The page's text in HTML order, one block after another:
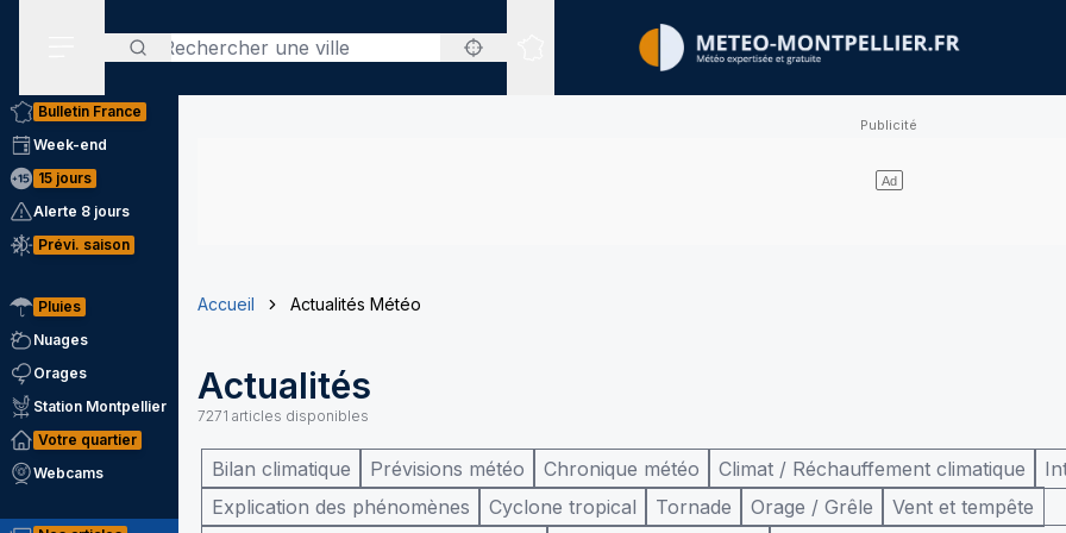
Rechercher
Sites expertisés
Bulletin France
Week-end
15 jours
Alerte 8 jours
Prévi. saison
Pluies
Nuages
Orages
Station Montpellier
Votre quartier
Webcams
Accueil Actualités Météo
Actualités
7271 articles disponibles
Bilan climatique Prévisions météo Chronique météo Climat / Réchauffement climatique
Explication des phénomènes
Cyclone tropical Tornade Orage / Grêle
Vent et tempête